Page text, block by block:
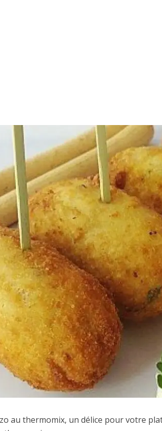
au thermomix, un délice pour votre